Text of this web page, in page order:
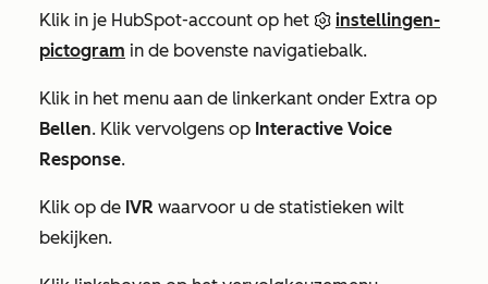
Klik in je HubSpot-account op het
instellingen-
pictogram in de bovenste navigatiebalk.
Klik in het menu aan de linkerkant onder Extra op
Bellen. Klik vervolgens op Interactive Voice
Response.
Klik op de IVR waarvoor u de statistieken wilt
bekijken.